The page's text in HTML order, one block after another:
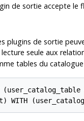
de sortie accepte le
plugins de sortie
seule aux
tables du
WITH